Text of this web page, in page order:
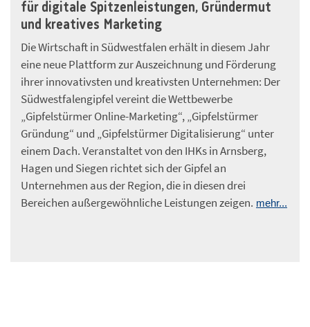
für digitale Spitzenleistungen, Gründermut
und kreatives Marketing
Die Wirtschaft in Südwestfalen erhält in diesem Jahr
eine neue Plattform zur Auszeichnung und Förderung
ihrer innovativsten und kreativsten Unternehmen: Der
Südwestfalengipfel vereint die Wettbewerbe
„Gipfelstürmer Online-Marketing“, „Gipfelstürmer
Gründung“ und „Gipfelstürmer Digitalisierung“ unter
einem Dach. Veranstaltet von den IHKs in Arnsberg,
Hagen und Siegen richtet sich der Gipfel an
Unternehmen aus der Region, die in diesen drei
Bereichen außergewöhnliche Leistungen zeigen. mehr...